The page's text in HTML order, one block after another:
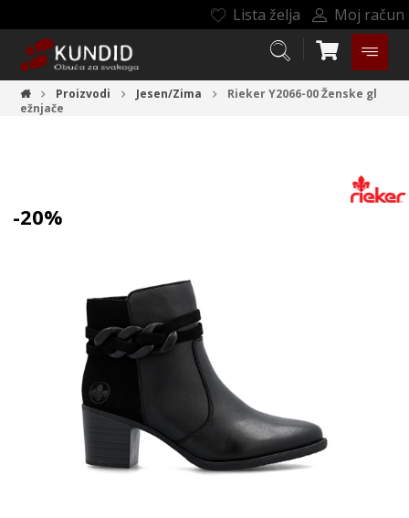
Lista želja Moj račun
Proizvodi Jesen/Zima Rieker Y2066-00Ženske gl
ežnjače
-20%